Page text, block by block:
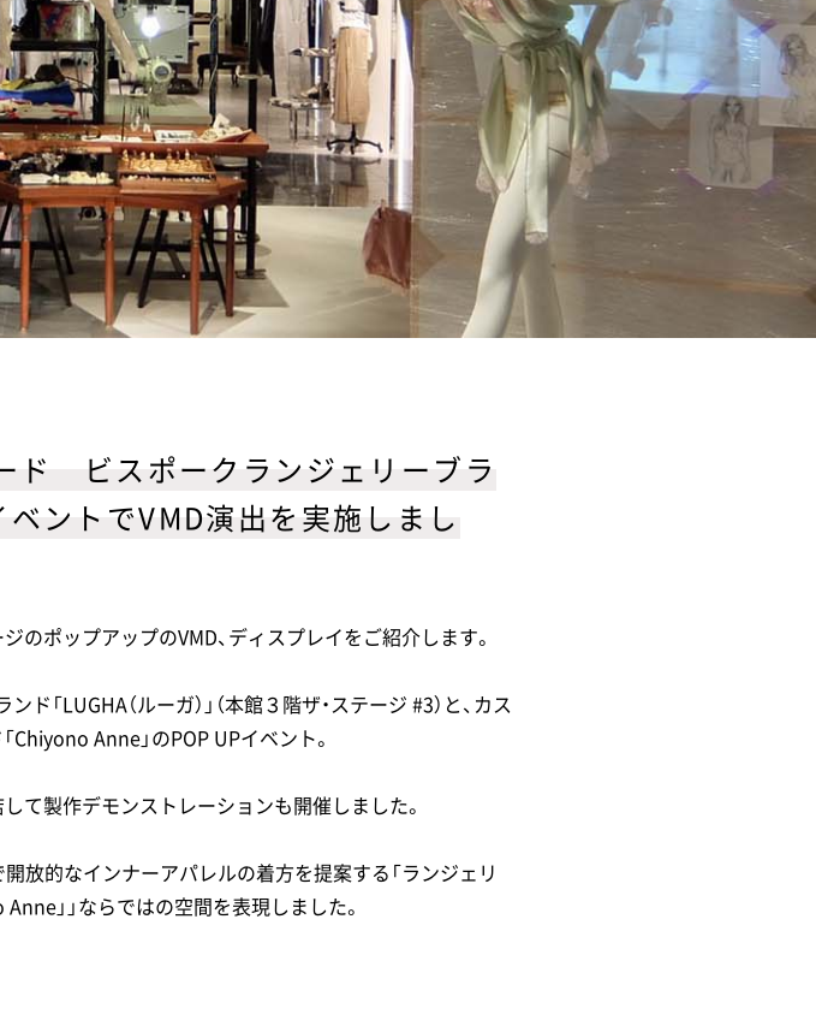
ード ビスポークランジェリーブラ
ントでVMD演出を実施しまし
ポップアップのVMD、ディスプレイをご紹介します。
「LUGHA（ルーガ）」（本館３階ザ・ステージ #3）と、カス
Anne」のPOP UPイベント。
て製作デモンストレーションも開催しました。
放的なインナーアパレルの着方を提案する「ランジェリ
」」ならではの空間を表現しました。